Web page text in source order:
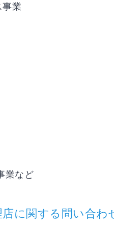
業
業など
に関する問い合わ